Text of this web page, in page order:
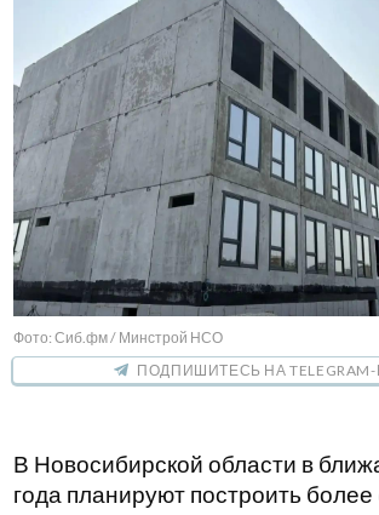
Фото: Сиб.фм / Минстрой НСО
ПОДПИШИТЕСЬ НА
В Новосибирской области в
года планируют построить более